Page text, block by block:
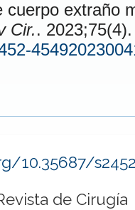
Cir.. 2023;75(4). Disponible
10.35687/
de Cirugía